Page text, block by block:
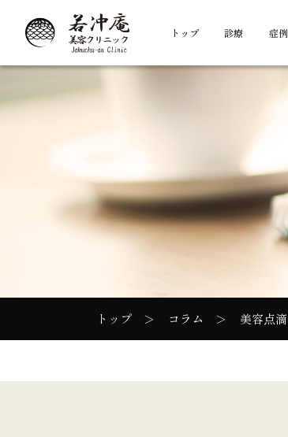
トップ 診療 症例
トップ コラム 美容点滴